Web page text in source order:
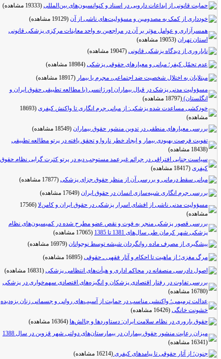
حمایت قانونی از ابداعات دارویی در اسناد و کنوانسیون‌های بین‌المللی (19333 مشاهده)
خودداری از کمک به مصدومین و مسؤولیت‌های ناشی از آن
(19129 مشاهده)
همسرآزاری و عوامل مؤثر بر آن در مراجعین به واحد معاینات مرکزی پزشکی قانونی
استان تهران (19053 مشاهده)
ناباروری از دیدگاه پزشکی قانونی (19047 مشاهده)
عدم تحمّل کیفر؛ مبانی و معیارهای حقوقی پزشکی (18984 مشاهده)
مبتلایان به اختلال شخصیت ضد اجتماعی، مجرم یا بیمار (18917 مشاهده)
مسؤولیت مدنی پزشک در قبال بیماران اورژانسی (با مطالعه تطبیقی حقوق ایران و
انگلستان)(18797 مشاهده)
خودکشی مساعدت شده پزشکی: از مبانی جرم انگاری تا واکنش کیفری (18693
مشاهده)
بررسی معیارهای منطقی در تدوین منشور حقوق بیماران (18549 مشاهده)
تفویت فرصت بهبودی بیمار و ایجاد خطر ناروا و تحقق یافته در پرتو مطالعه تطبیقی
(18438 مشاهده)
سیاست جنایی افتراقی در جرائم غیرعمد مستوجب دیه در پرتو کثرت گرایی نظام حقوق
کیفری (18417 مشاهده)
مبانی سقط درمانی و بررسی آن از منظر حقوق جزای پزشکی (17877 مشاهده)
بررسی جرم انگاری شبیه‌سازی انسان در حقوق ایران (17649 مشاهده)
مسؤولیت مدنی ناشی از افشای اسرار پزشکی در حقوق ایران‌ و‌ کامن‌لا (17566
مشاهده)
بررسی قصور پزشکی منجر به فوت و نقص عضو مطرح شده در کمیسیون‌های نظام
پزشکی شهر کرمان طی سال‌های 1381 تا 1385
(17065 مشاهده)
پیشگیری از مصرف ماده روانگردان شیشه توسط نوجوانان (16979 مشاهده)
مرگ مغزی؛ از ماهیت تا احکام و آثار فقهی ـ حقوقی (16895 مشاهده)
اصول دادرسی منصفانه در محاکم اداری و هیأت‌های انتظامی پزشکی (16831 مشاهده)
بررسی تفاوت در رفتار اقتصادی پزشکان و انگیزه‌های اقتصادی سهم‌خواری در پزشکی
(16780 مشاهده)
عدالت ترمیمی؛ واکنشی مناسب در حمایت از آسیب‌های روانی و جسمانی زنان بزه‌دیده
خشونت خانگی (16426 مشاهده)
حقوق باروری در نظام سلامت ایران: دستاوردها و چالش‌ها (16364 مشاهده)
میزان رعایت منشور حقوق بیماران در بیمارستان‌های دولتی شهر قزوین در سال 1388
(16341 مشاهده)
جنون؛ از آثار حقوقی تا پیامدهای کیفری (16214 مشاهده)